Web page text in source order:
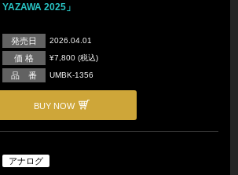
YAZAWA 2025」
発売日 2026.04.01
価 格 ¥7,800 (税込)
品 番 UMBK-1356
BUY NOW
アナログ